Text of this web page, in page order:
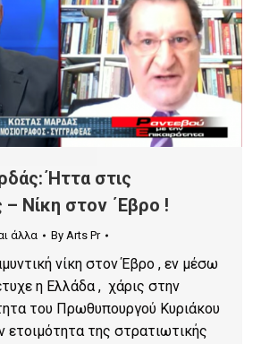
Ήττα στις
Νίκη στον ΄Εβρο !
άλλα By Arts Pr
νίκη στον Έβρο , εν μέσω
η Ελλάδα , χάρις στην
του Πρωθυπουργού Κυριάκου
ετοιμότητα της στρατιωτικής